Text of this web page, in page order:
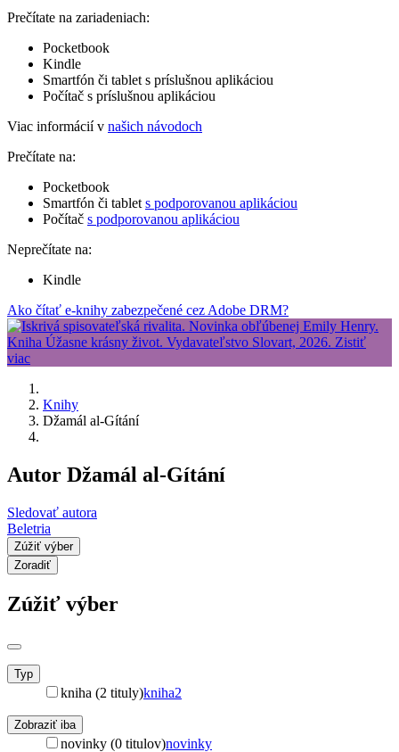
Prečítate na zariadeniach:
Pocketbook
Kindle
Smartfón či tablet s príslušnou aplikáciou
Počítač s príslušnou aplikáciou
Viac informácií v našich návodoch
Prečítate na:
Pocketbook
Smartfón či tablet s podporovanou aplikáciou
Počítač s podporovanou aplikáciou
Neprečítate na:
Kindle
Ako čítať e-knihy zabezpečené cez Adobe DRM?
Knihy
Džamál al-Gítání
Autor Džamál al-Gítání
Sledovať autora
Beletria
Zúžiť výber
Zoradiť
Zúžiť výber
Typ
kniha (2 tituly)kniha2
Zobraziť iba
novinky (0 titulov)novinky